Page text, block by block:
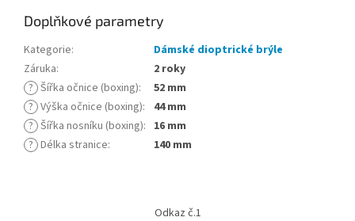
Doplňkové parametry
Kategorie:
Dámské dioptrické brýle
Záruka:
2 roky
? Šířka očnice (boxing):
52 mm
? Výška očnice (boxing):
44 mm
? Šířka nosníku (boxing): 16 mm
? Délka stranice: 140 mm
Odkaz č.1